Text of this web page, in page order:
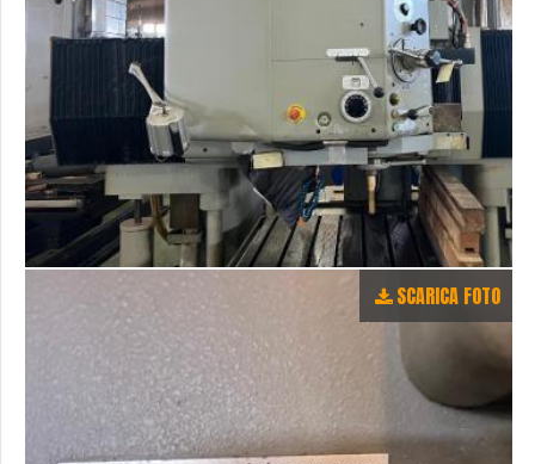
SCARICA FOTO